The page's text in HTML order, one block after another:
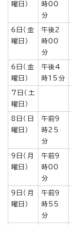
曜日）
時00
分
6日（金
曜日）
午後2
時00
分
6日（金
曜日）
午後4
時15分
7日（土
曜日）
8日（日
曜日）
午前9
時25
分
9日（月
曜日）
午前9
時00
分
9日（月
曜日）
午前9
時55
分